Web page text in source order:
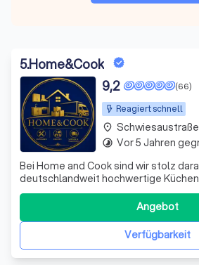
5.Home&Cook
Reagiert schnell
(66)
9,2
Bei Home and Cook sind wir stolz
deutschlandweit hochwertige
anzubieten. Mit über 15 Jahren
Küchenbranche haben wir bereits
montiert und genießen eine
99%. Unser Angebot umfasst sowohl
Verfügbarkeit
Angebot
place
timelapse Vor 5 Jahren